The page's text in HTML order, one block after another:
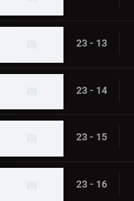
23 - 13
23 - 14
23 - 15
23 - 16